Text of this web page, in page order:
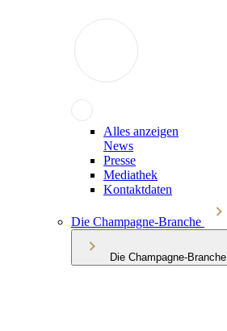
Alles anzeigen
News
Presse
Mediathek
Kontaktdaten
Die Champagne-Branche
Die Champagne-Branche